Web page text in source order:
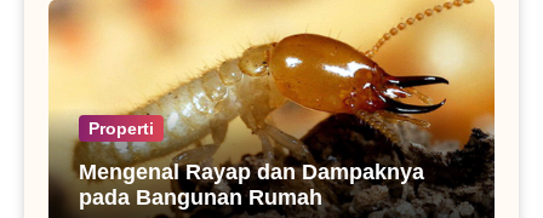
Properti
Mengenal Rayap dan Dampaknya
pada Bangunan Rumah